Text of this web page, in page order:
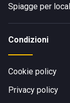
Spiagge per
Condizioni
Cookie policy
Privacy policy